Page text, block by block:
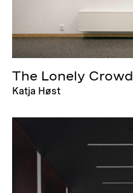
The Lonely Crowd
Katja Høst